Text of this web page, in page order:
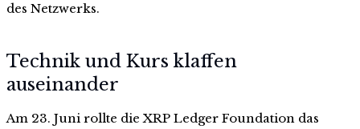
des Netzwerks.
Technik und Kurs klaffen
auseinander
Am 23. Juni rollte die XRP Ledger Foundation das